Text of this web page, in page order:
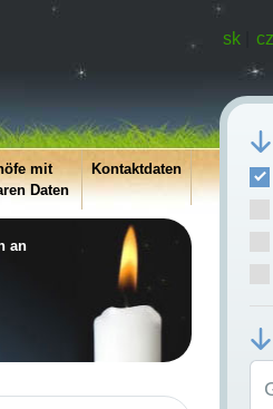
mit
Daten
Kontaktdaten
an
sk| cz